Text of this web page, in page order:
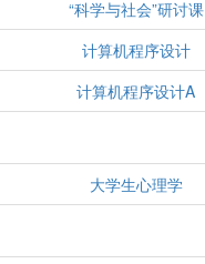
“科学与社会”研讨课
计算机程序设计
计算机程序设计A
大学生心理学